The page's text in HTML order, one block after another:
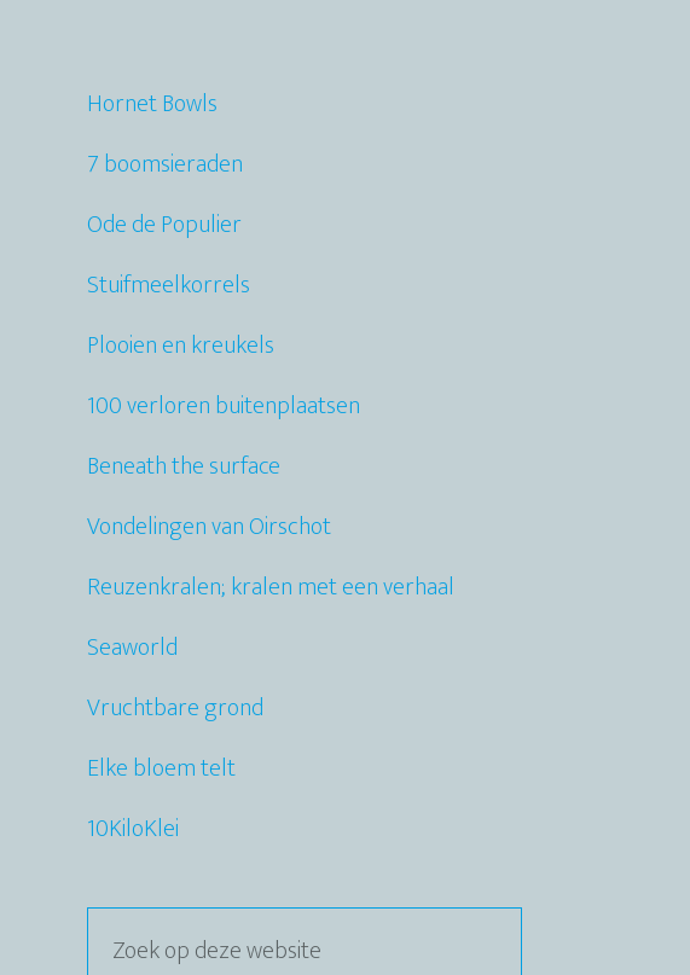
Hornet Bowls
7 boomsieraden
Ode de Populier
Stuifmeelkorrels
Plooien en kreukels
100 verloren buitenplaatsen
Beneath the surface
Vondelingen van Oirschot
Reuzenkralen; kralen met een verhaal
Seaworld
Vruchtbare grond
Elke bloem telt
10KiloKlei